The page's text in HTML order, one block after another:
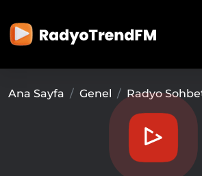
Ana Sayfa Genel Radyo